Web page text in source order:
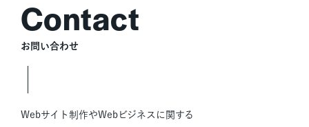
お問い合わせ
Webサイト制作やWebビジネスに関する